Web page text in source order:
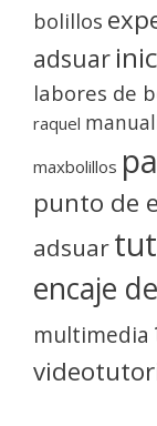
bolillos
adsuar
labores de
raquel
maxbolillos
punto de
adsuar
encaje
multimedia